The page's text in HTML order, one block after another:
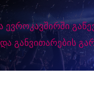
ევროკავშირში
განვითარების